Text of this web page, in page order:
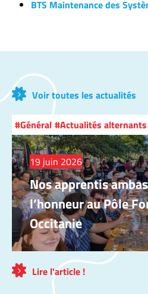
BTS Maintenance des
Voir toutes les actualités
Général Actualités alternants
19 juin 2026
Nos apprentis
l’honneur au Pôle
Occitanie
Lire l'article !